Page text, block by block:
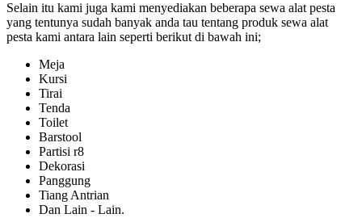
Selain itu kami juga kami menyediakan beberapa sewa alat pesta
yang tentunya sudah banyak anda tau tentang produk sewa alat
pesta kami antara lain seperti berikut di bawah ini;
Meja
Kursi
Tirai
Tenda
Toilet
Barstool
Partisi r8
Dekorasi
Panggung
Tiang Antrian
Dan Lain - Lain.